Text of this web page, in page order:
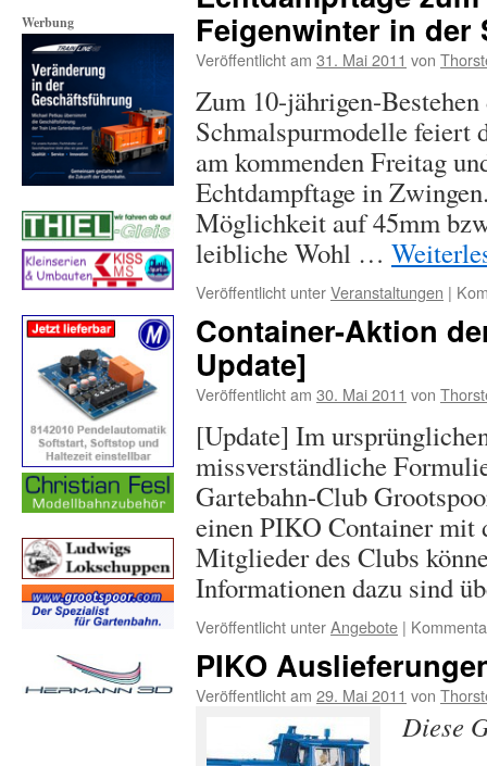
Feigenwinter in der
Veröffentlicht am 31. Mai 2011 von
Zum 10-jährigen-
Schmalspurmodelle feiert
am kommenden Freitag
Echtdampftage in
Möglichkeit auf 45mm
leibliche Wohl …
Veröffentlicht unterVeranstaltungen |
Container-Aktion
Update]
Veröffentlicht am 30. Mai 2011 von
[Update] Im
missverständliche
Gartebahn-Club
einen PIKO Container mit
Mitglieder des Clubs
Informationen dazu sind
Veröffentlicht unterAngebote |
PIKO
Veröffentlicht am 29. Mai 2011 von
Diese
Werbung